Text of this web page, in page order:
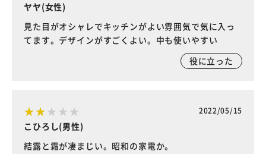
ヤヤ(女性)
見た目がオシャレでキッチンがよい雰囲気で気に入っ
てます。デザインがすごくよい。中も使いやすい
役に立った
2022/05/15
こひろし(男性)
結露と霜が凄まじい。昭和の家電か。